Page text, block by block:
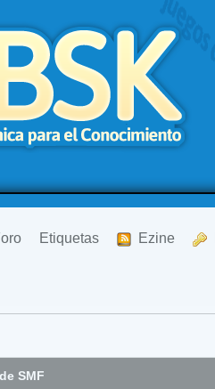
Etiquetas Ezine
SMF